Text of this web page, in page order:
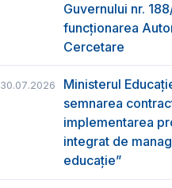
Guvernului nr.
funcţionarea
Cercetare
30.07.2026
Ministerul
semnarea
implementarea
integrat de
educație”